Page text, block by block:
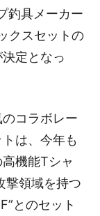
釣具メーカー
クスセットの
定となっ
コラボレー
は、今年も
機能Tシャ
撃領域を持つ
とのセット